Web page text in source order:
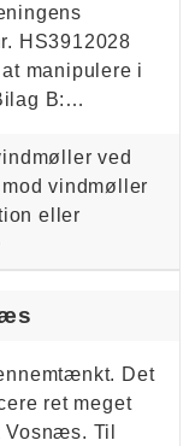
HS3912028
manipulere i
B:…
ved
vindmøller
eller
Det
ret meget
Til